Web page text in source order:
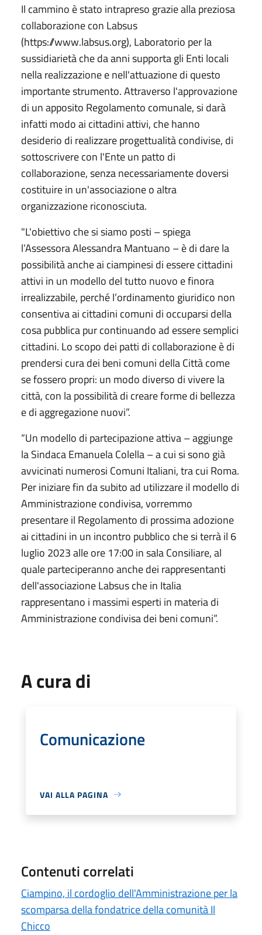
Il cammino è stato intrapreso grazie alla preziosa
collaborazione con Labsus
(https://www.labsus.org), Laboratorio per la
sussidiarietà che da anni supporta gli Enti locali
nella realizzazione e nell'attuazione di questo
importante strumento. Attraverso l'approvazione
di un apposito Regolamento comunale, si darà
infatti modo ai cittadini attivi, che hanno
desiderio di realizzare progettualità condivise, di
sottoscrivere con l'Ente un patto di
collaborazione, senza necessariamente doversi
costituire in un'associazione o altra
organizzazione riconosciuta.
"L'obiettivo che si siamo posti – spiega
l’Assessora Alessandra Mantuano – è di dare la
possibilità anche ai ciampinesi di essere cittadini
attivi in un modello del tutto nuovo e finora
irrealizzabile, perché l’ordinamento giuridico non
consentiva ai cittadini comuni di occuparsi della
cosa pubblica pur continuando ad essere semplici
cittadini. Lo scopo dei patti di collaborazione è di
prendersi cura dei beni comuni della Città come
se fossero propri: un modo diverso di vivere la
città, con la possibilità di creare forme di bellezza
e di aggregazione nuovi”.
“Un modello di partecipazione attiva – aggiunge
la Sindaca Emanuela Colella – a cui si sono già
avvicinati numerosi Comuni Italiani, tra cui Roma.
Per iniziare fin da subito ad utilizzare il modello di
Amministrazione condivisa, vorremmo
presentare il Regolamento di prossima adozione
ai cittadini in un incontro pubblico che si terrà il 6
luglio 2023 alle ore 17:00 in sala Consiliare, al
quale parteciperanno anche dei rappresentanti
dell'associazione Labsus che in Italia
rappresentano i massimi esperti in materia di
Amministrazione condivisa dei beni comuni”.
A cura di
Comunicazione
VAI ALLA PAGINA
Contenuti correlati
Ciampino, il cordoglio dell'Amministrazione per la
scomparsa della fondatrice della comunità Il
Chicco